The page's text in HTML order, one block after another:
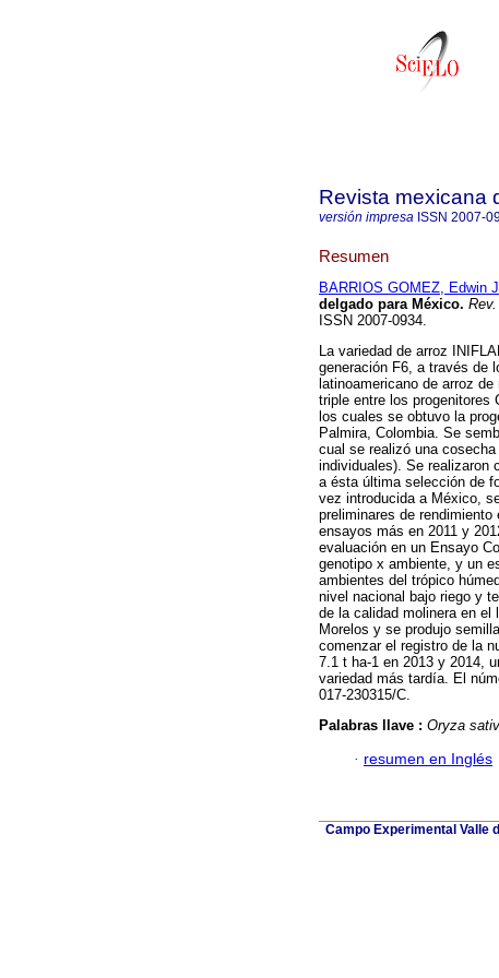
Revista mexicana
versión impresa ISSN 2007-
Resumen
BARRIOS GOMEZ, Edwin
delgado para México.
ISSN 2007-0934.
La variedad de arroz
generación F6, a través de
latinoamericano de arroz
triple entre los progenitores
los cuales se obtuvo la
Palmira, Colombia. Se
cual se realizó una
individuales). Se realizaron
a ésta última selección de
vez introducida a México,
preliminares de
ensayos más en 2011 y
evaluación en un Ensayo
genotipo x ambiente, y un
ambientes del trópico
nivel nacional bajo riego y
de la calidad molinera en el
Morelos y se produjo
comenzar el registro de la
7.1 t ha-1 en 2013 y 2014,
variedad más tardía. El
017-230315/C.
Palabras llave : Oryza
· resumen en Inglés
Campo Experimental Valle